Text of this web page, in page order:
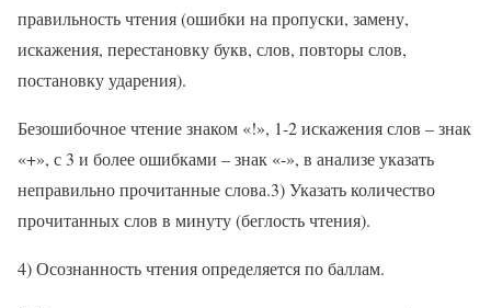
правильность чтения (ошибки на пропуски, замену,
искажения, перестановку букв, слов, повторы слов,
постановку ударения).
Безошибочное чтение знаком «!», 1-2 искажения слов – знак
«+», с 3 и более ошибками – знак «-», в анализе указать
неправильно прочитанные слова.3) Указать количество
прочитанных слов в минуту (беглость чтения).
4) Осознанность чтения определяется по баллам.